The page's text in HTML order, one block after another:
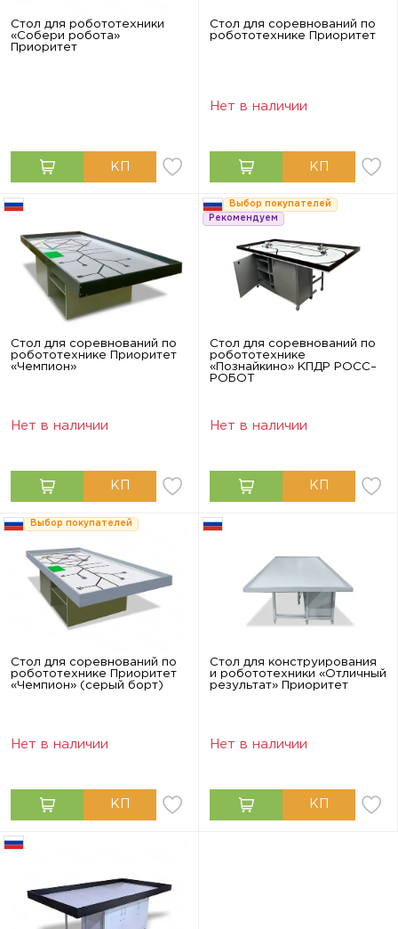
Стол для робототехники
«Собери робота»
Приоритет
Стол для соревнований по
робототехнике Приоритет
Нет в наличии
Стол для соревнований по
робототехнике Приоритет
«Чемпион»
Нет в наличии
Выбор покупателей
Рекомендуем
Стол для соревнований по
робототехнике
«Познайкино» КПДР РОСС–
РОБОТ
Нет в наличии
Выбор покупателей
Стол для соревнований по
робототехнике Приоритет
«Чемпион» (серый борт)
Нет в наличии
Стол для конструирования
и робототехники «Отличный
результат» Приоритет
Нет в наличии